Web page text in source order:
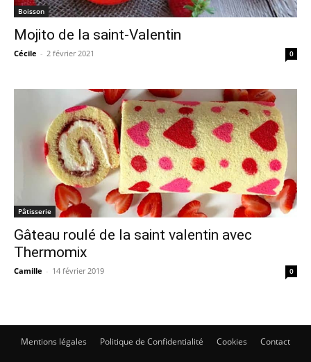
Boisson
Mojito de la saint-Valentin
Cécile - 2 février 2021 0
Pâtisserie
Gâteau roulé de la saint valentin avec
Thermomix
Camille - 14 février 2019 0
Mentions légales Politique de Confidentialité Cookies Contact